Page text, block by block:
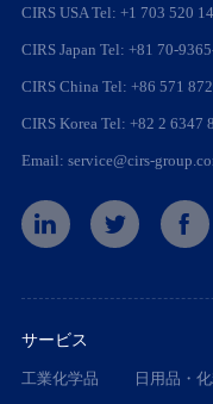
CIRS USA Tel: +1 703 520
CIRS Japan Tel: +81 70-
CIRS China Tel: +86 571
CIRS Korea Tel: +82 2
Email: service@cirs-
サービス
工業化学品 日用品・